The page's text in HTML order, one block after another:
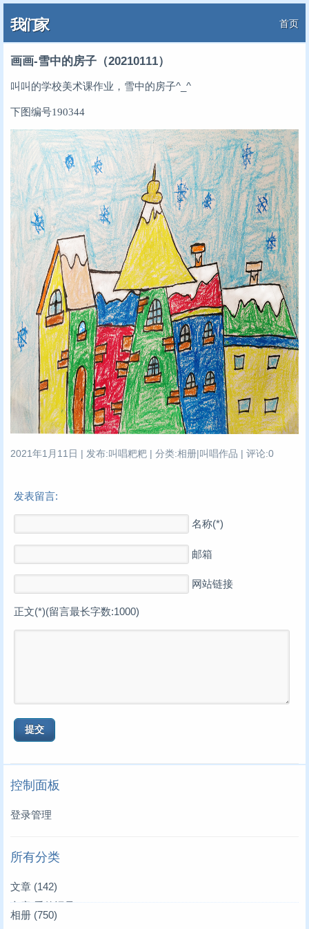
我们家 首页
画画-雪中的房子（20210111）
叫叫的学校美术课作业，雪中的房子^_^
下图编号190344
2021年1月11日 | 发布:叫唱粑粑 | 分类:相册|叫唱作品 | 评论:0
发表留言:
名称(*)
邮箱
网站链接
正文(*)(留言最长字数:1000)
控制面板
登录管理
所有分类
文章 (142)
文章|爱的记录(3)
相册 (750)